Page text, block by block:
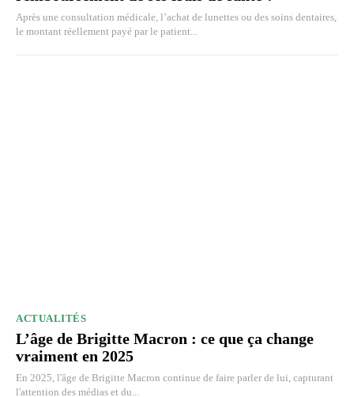
Après une consultation médicale, l’achat de lunettes ou des soins dentaires,
le montant réellement payé par le patient...
ACTUALITÉS
L’âge de Brigitte Macron : ce que ça change
vraiment en 2025
En 2025, l'âge de Brigitte Macron continue de faire parler de lui, capturant
l'attention des médias et du...